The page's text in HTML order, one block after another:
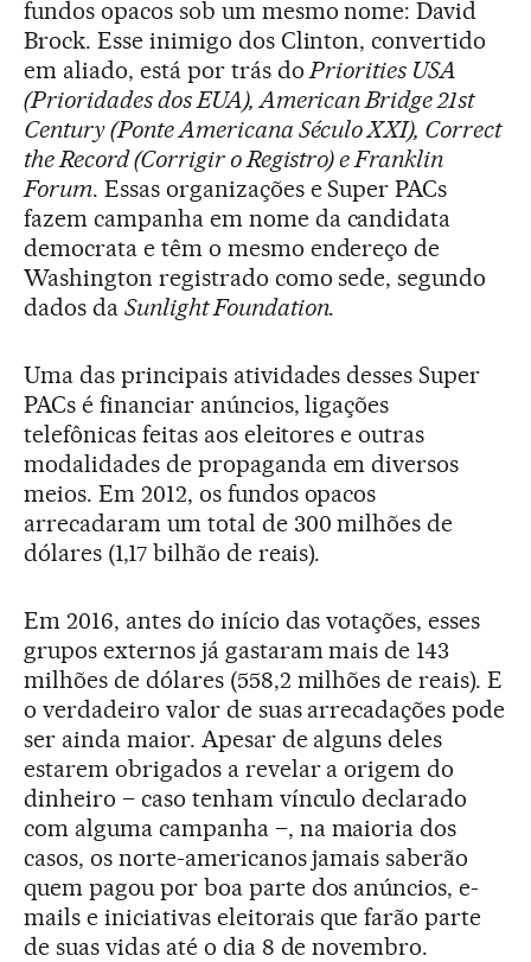
fundos opacos sob um mesmo nome: David
Brock. Esse inimigo dos Clinton, convertido
em aliado, está por trás doPriorities USA
(Prioridades dos EUA), American Bridge 21st
Century (Ponte Americana Século XXI), Correct
the Record (Corrigir o Registro) e Franklin
Forum. Essas organizações e Super PACs
fazem campanha em nome da candidata
democrata e têm o mesmo endereço de
Washington registrado como sede, segundo
dados da Sunlight Foundation.
Uma das principais atividades desses Super
PACs é financiar anúncios, ligações
telefônicas feitas aos eleitores e outras
modalidades de propaganda em diversos
meios. Em 2012, os fundos opacos
arrecadaram um total de 300 milhões de
dólares (1,17 bilhão de reais).
Em 2016, antes do início das votações, esses
grupos externos já gastaram mais de 143
milhões de dólares (558,2 milhões de reais). E
o verdadeiro valor de suas arrecadações pode
ser ainda maior. Apesar de alguns deles
estarem obrigados a revelar a origem do
dinheiro – caso tenham vínculo declarado
com alguma campanha –, na maioria dos
casos, os norte-americanos jamais saberão
quem pagou por boa parte dos anúncios, e-
mails e iniciativas eleitorais que farão parte
de suas vidas até o dia 8 de novembro.